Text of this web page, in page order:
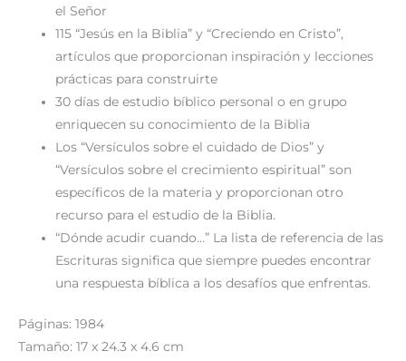
el Señor
115 “Jesús en la Biblia” y “Creciendo en Cristo”,
artículos que proporcionan inspiración y lecciones
prácticas para construirte
30 días de estudio bíblico personal o en grupo
enriquecen su conocimiento de la Biblia
Los “Versículos sobre el cuidado de Dios” y
“Versículos sobre el crecimiento espiritual” son
específicos de la materia y proporcionan otro
recurso para el estudio de la Biblia.
“Dónde acudir cuando…” La lista de referencia de las
Escrituras significa que siempre puedes encontrar
una respuesta bíblica a los desafíos que enfrentas.
Páginas: 1984
Tamaño: 17 x 24.3 x 4.6 cm